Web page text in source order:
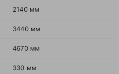
2140 мм
3440 мм
4670 мм
330 мм